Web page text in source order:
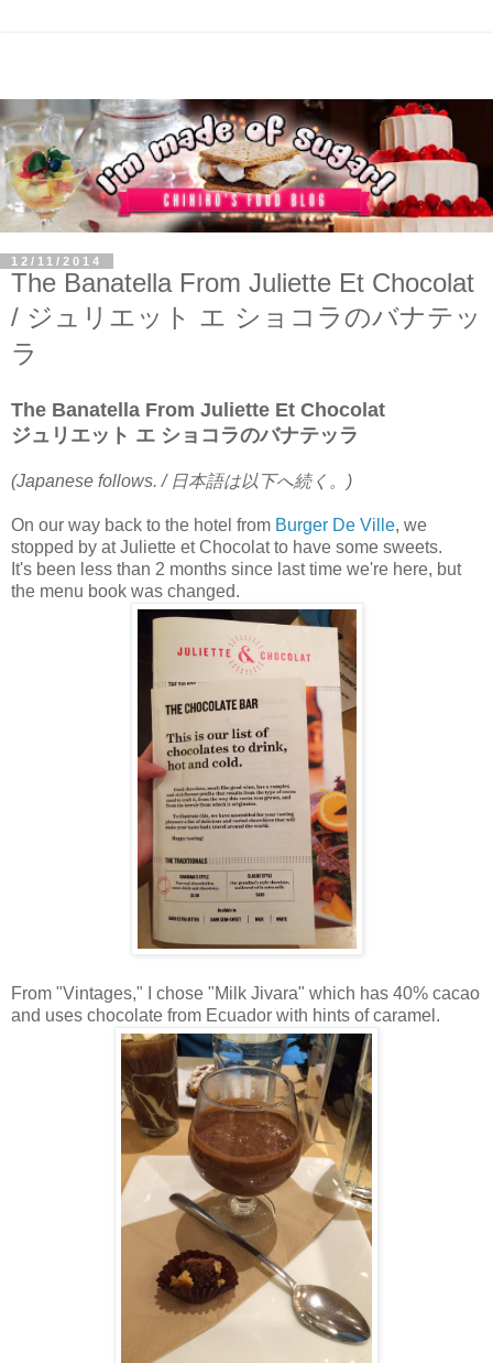
12/11/2014
The Banatella From Juliette Et Chocolat
/ ジュリエット エ ショコラのバナテッ
ラ
The Banatella From Juliette Et Chocolat
ジュリエット エ ショコラのバナテッラ
(Japanese follows. / 日本語は以下へ続く。)
On our way back to the hotel from Burger De Ville, we
stopped by at Juliette et Chocolat to have some sweets.
It's been less than 2 months since last time we're here, but
the menu book was changed.
From "Vintages," I chose "Milk Jivara" which has 40% cacao
and uses chocolate from Ecuador with hints of caramel.